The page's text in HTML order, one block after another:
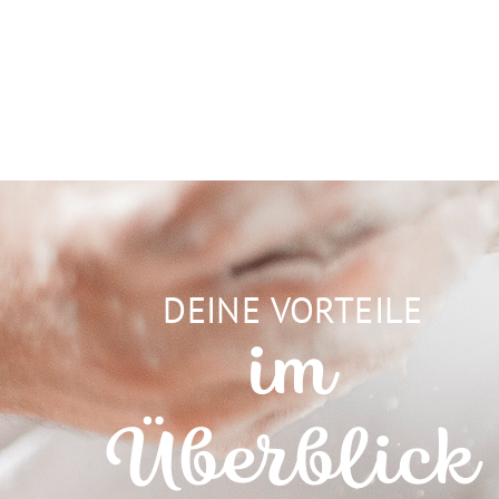
DEINE VORTEILE
im
Überblick